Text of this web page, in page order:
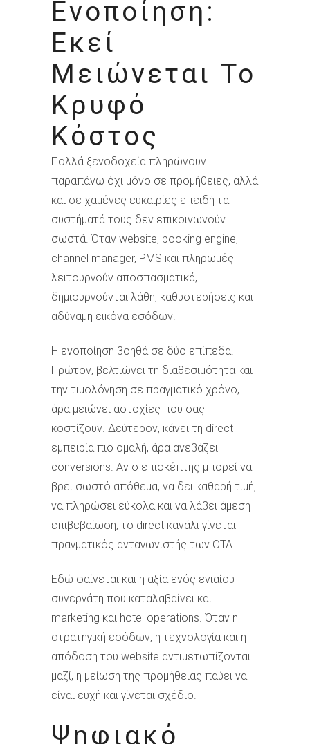
Ενοποίηση:
Εκεί
Μειώνεται Το
Κρυφό
Κόστος
Πολλά ξενοδοχεία πληρώνουν
παραπάνω όχι μόνο σε προμήθειες, αλλά
και σε χαμένες ευκαιρίες επειδή τα
συστήματά τους δεν επικοινωνούν
σωστά. Όταν website, booking engine,
channel manager, PMS και πληρωμές
λειτουργούν αποσπασματικά,
δημιουργούνται λάθη, καθυστερήσεις και
αδύναμη εικόνα εσόδων.
Η ενοποίηση βοηθά σε δύο επίπεδα.
Πρώτον, βελτιώνει τη διαθεσιμότητα και
την τιμολόγηση σε πραγματικό χρόνο,
άρα μειώνει αστοχίες που σας
κοστίζουν. Δεύτερον, κάνει τη direct
εμπειρία πιο ομαλή, άρα ανεβάζει
conversions. Αν ο επισκέπτης μπορεί να
βρει σωστό απόθεμα, να δει καθαρή τιμή,
να πληρώσει εύκολα και να λάβει άμεση
επιβεβαίωση, το direct κανάλι γίνεται
πραγματικός ανταγωνιστής των OTA.
Εδώ φαίνεται και η αξία ενός ενιαίου
συνεργάτη που καταλαβαίνει και
marketing και hotel operations. Όταν η
στρατηγική εσόδων, η τεχνολογία και η
απόδοση του website αντιμετωπίζονται
μαζί, η μείωση της προμήθειας παύει να
είναι ευχή και γίνεται σχέδιο.
Ψηφιακό